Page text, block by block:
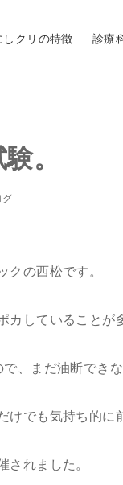
しクリの特徴 診療
。
グ
の西松です。
していることが
、まだ油断でき
でも気持ち的に
れました。